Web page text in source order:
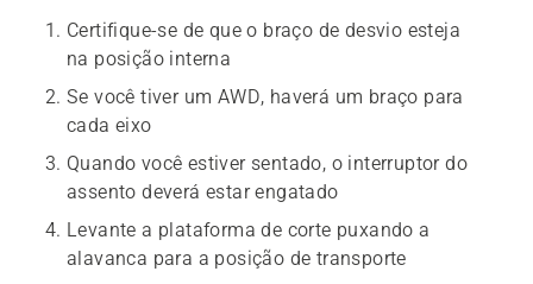
Certifique-se de que o braço de desvio esteja
na posição interna
Se você tiver um AWD, haverá um braço para
cada eixo
Quando você estiver sentado, o interruptor do
assento deverá estar engatado
Levante a plataforma de corte puxando a
alavanca para a posição de transporte